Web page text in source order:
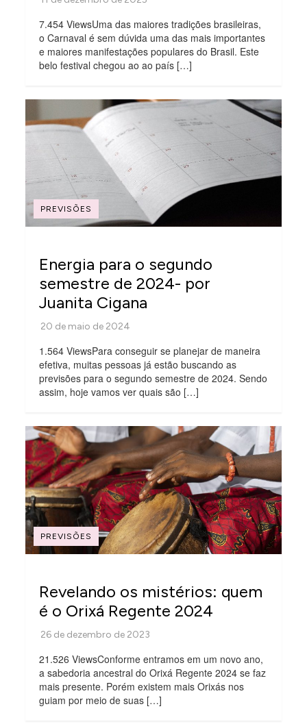
7.454 ViewsUma das maiores tradições brasileiras,
o Carnaval é sem dúvida uma das mais importantes
e maiores manifestações populares do Brasil. Este
belo festival chegou ao ao país […]
PREVISÕES
Energia para o segundo
semestre de 2024- por
Juanita Cigana
1.564 ViewsPara conseguir se planejar de maneira
efetiva, muitas pessoas já estão buscando as
previsões para o segundo semestre de 2024. Sendo
assim, hoje vamos ver quais são […]
PREVISÕES
Revelando os mistérios: quem
é o Orixá Regente 2024
21.526 ViewsConforme entramos em um novo ano,
a sabedoria ancestral do Orixá Regente 2024 se faz
mais presente. Porém existem mais Orixás nos
guiam por meio de suas […]